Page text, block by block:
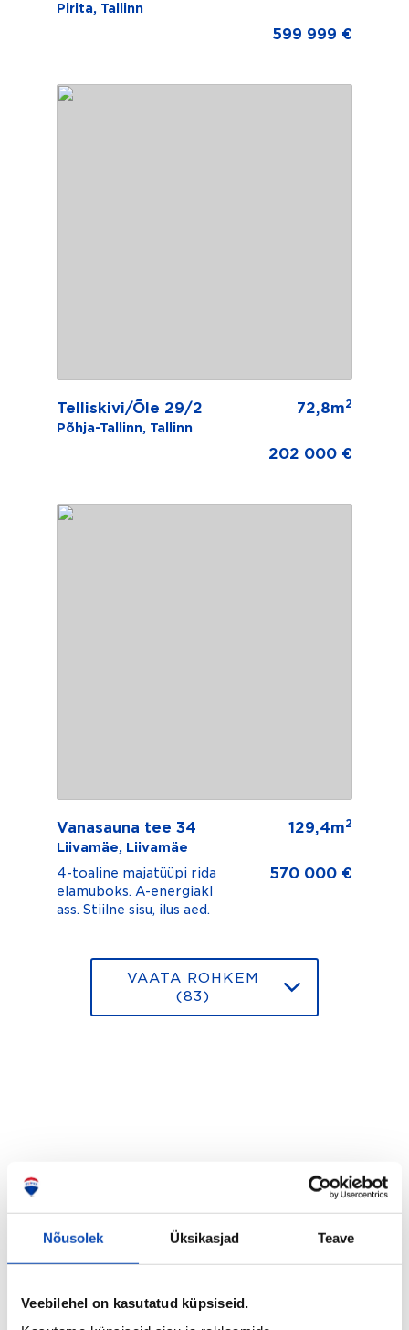
Nõusolek Üksikasjad Teave
Veebilehel on kasutatud küpsiseid.
Pirita, Tallinn
599 999 €
Telliskivi/Õle 29/2
Põhja-Tallinn, Tallinn
72,8m2
202 000 €
Vanasauna tee 34
Liivamäe, Liivamäe
129,4m2
4-toaline majatüüpi rida
elamuboks. A-energiakl
ass. Stiilne sisu, ilus aed.
570 000 €
VAATA ROHKEM
(83)